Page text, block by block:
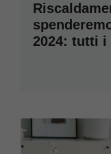
2024: tutti i